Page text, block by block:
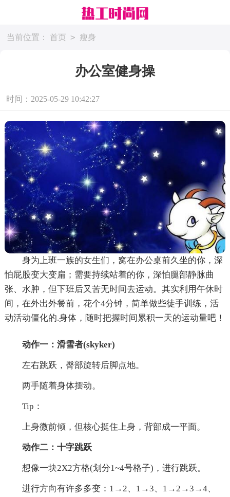
当前位置： 首页 > 瘦身
办公室健身操
时间：2025-05-29 10:42:27
身为上班一族的女生们，窝在办公桌前久坐的你，深
怕屁股变大变扁；需要持续站着的你，深怕腿部静脉曲
张、水肿，但下班后又苦无时间去运动。其实利用午休时
间，在外出外餐前，花个4分钟，简单做些徒手训练，活
动活动僵化的.身体，随时把握时间累积一天的运动量吧！
动作一：滑雪者(skyker)
左右跳跃，臀部旋转后脚点地。
两手随着身体摆动。
Tip：
上身微前倾，但核心挺住上身，背部成一平面。
动作二：十字跳跃
想像一块2X2方格(划分1~4号格子)，进行跳跃。
进行方向有许多多变：1→2、1→3、1→2→3→4、